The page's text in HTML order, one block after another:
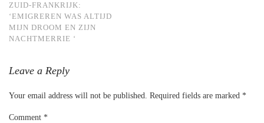
ZUID-FRANKRIJK:
‘EMIGREREN WAS ALTIJD
MIJN DROOM EN ZIJN
NACHTMERRIE ‘
Leave a Reply
Your email address will not be published. Required fields are marked *
Comment *